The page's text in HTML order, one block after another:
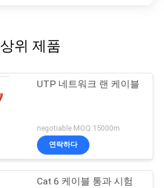
상위 제품
UTP 네트워크 랜 케이블
negotiable MOQ:15000m
연락하다
Cat 6 케이블 통과 시험